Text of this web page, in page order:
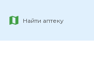
Найти аптеку